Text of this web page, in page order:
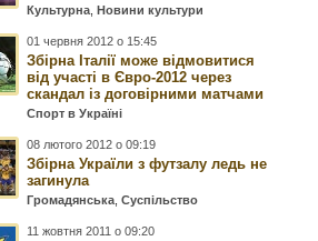
Культурна ,Новини культури
01 червня 2012 о 15:45
Збірна Італії може відмовитися
від участі в Євро-2012 через
скандал із договірними матчами
Спорт в Україні
08 лютого 2012 о 09:19
Збірна Україли з футзалу ледь не
загинула
Громадянська ,Суспільство
11 жовтня 2011 о 09:20